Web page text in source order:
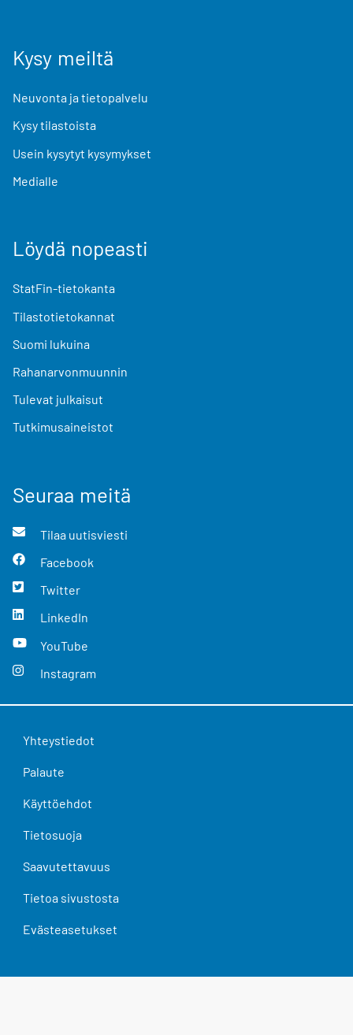
Kysy meiltä
Neuvonta ja tietopalvelu
Kysy tilastoista
Usein kysytyt kysymykset
Medialle
Löydä nopeasti
StatFin-tietokanta
Tilastotietokannat
Suomi lukuina
Rahanarvonmuunnin
Tulevat julkaisut
Tutkimusaineistot
Seuraa meitä
Tilaa uutisviesti
Facebook
Twitter
LinkedIn
YouTube
Instagram
Yhteystiedot
Palaute
Käyttöehdot
Tietosuoja
Saavutettavuus
Tietoa sivustosta
Evästeasetukset